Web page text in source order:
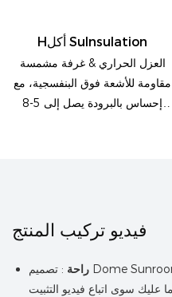
Hأكل Sulnsulation
العزل الحراري & غرفة مشمسة
مقاومة للأشعة فوق البنفسجية، مع
إحساس بالبرودة يصل إلى 5-8
فيديو تركيب المنتج
راحة : تصميم Dome Sunroom بسيط وواضح، والتركيب
عليك سوى اتباع فيديو التثبيت